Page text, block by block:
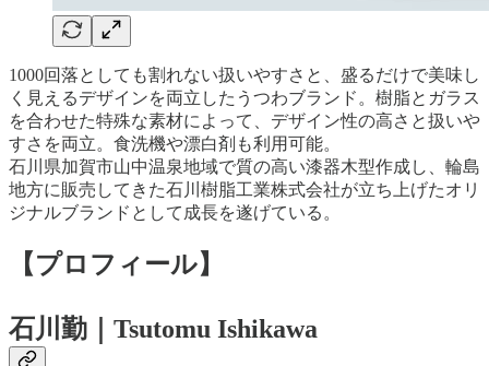
1000回落としても割れない扱いやすさと、盛るだけで美味し
く見えるデザインを両立したうつわブランド。樹脂とガラス
を合わせた特殊な素材によって、デザイン性の高さと扱いや
すさを両立。食洗機や漂白剤も利用可能。
石川県加賀市山中温泉地域で質の高い漆器木型作成し、輪島
地方に販売してきた石川樹脂工業株式会社が立ち上げたオリ
ジナルブランドとして成長を遂げている。
【プロフィール】
石川勤｜Tsutomu Ishikawa